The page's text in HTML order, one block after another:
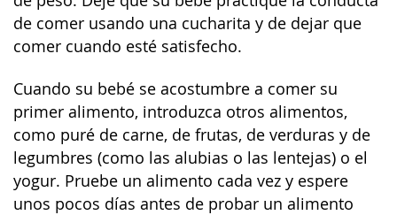
de comer usando una cucharita y de dejar que
comer cuando esté satisfecho.
Cuando su bebé se acostumbre a comer su
primer alimento, introduzca otros alimentos,
como puré de carne, de frutas, de verduras y de
legumbres (como las alubias o las lentejas) o el
yogur. Pruebe un alimento cada vez y espere
unos pocos días antes de probar un alimento